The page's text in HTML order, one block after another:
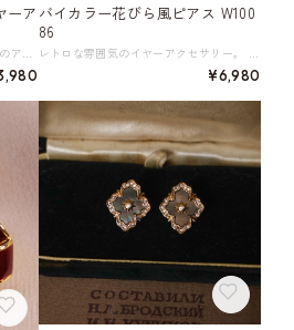
ーア バイカラー花びら風ピアス W100
86
¥6,980